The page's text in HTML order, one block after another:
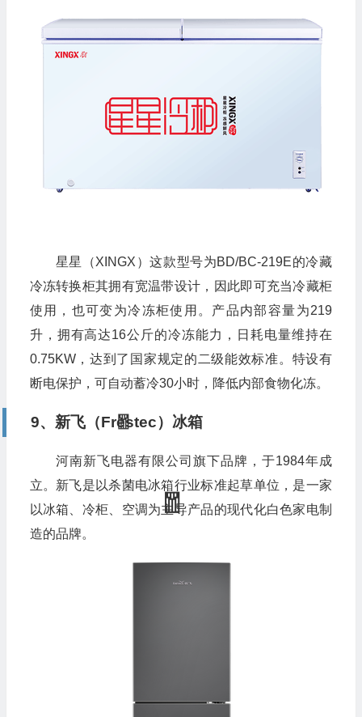
星星（XINGX）这款型号为BD/BC-219E的冷藏
冷冻转换柜其拥有宽温带设计，因此即可充当冷藏柜
使用，也可变为冷冻柜使用。产品内部容量为219
升，拥有高达16公斤的冷冻能力，日耗电量维持在
0.75KW，达到了国家规定的二级能效标准。特设有
断电保护，可自动蓄冷30小时，降低内部食物化冻。
9、新飞（Frestec）冰箱
河南新飞电器有限公司旗下品牌，于1984年成
立。新飞是以杀菌电冰箱行业标准起草单位，是一家
以冰箱、冷柜、空调为主导产品的现代化白色家电制
造的品牌。